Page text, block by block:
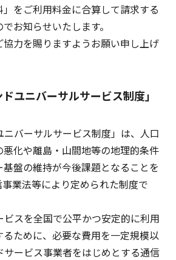
をご利用料金に合算して請求する
お知らせいたします。
力を賜りますようお願い申し上げ
ユニバーサルサービス制度」
ニバーサルサービス制度」は、人口
化や離島・山間地等の地理的条件
盤の維持が今後課題となることを
業法等により定められた制度で
スを全国で公平かつ安定的に利用
ために、必要な費用を一定規模以
ービス事業者をはじめとする通信